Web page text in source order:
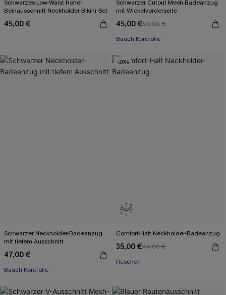
Schwarzes Low-Waist Hoher
Beinausschnitt Neckholder-Bikini-Set
45,00 €
Schwarzer Cutout Mesh Badeanzug
mit Wickelvorderseite
45,00 €50,00 €
Bauch Kontrolle
Schwarzer Neckholder-Badeanzug
mit tiefem Ausschnitt
47,00 €
Bauch Kontrolle
-20%
Comfort-Halt Neckholder-Badeanzug
35,00 €44,00 €
Rüschen